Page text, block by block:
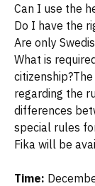
Can I use the
Do I have the
Are only
What is
regarding the
differences
special rules
Fika will be
Time: